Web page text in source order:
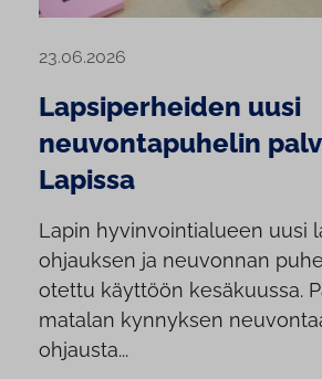
23.06.2026
Lapsiperheiden uusi
neuvontapuhelin
Lapissa
Lapin hyvinvointialueen uusi
ohjauksen ja neuvonnan
otettu käyttöön kesäkuussa.
matalan kynnyksen
ohjausta...